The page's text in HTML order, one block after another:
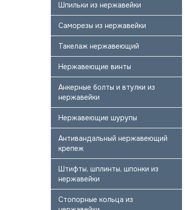
Шпильки из нержавейки
Саморезы из нержавейки
Такелаж нержавеющий
Нержавеющие винты
Анкерные болты и втулки из
нержавейки
Нержавеющие шурупы
Антивандальный нержавеющий
крепеж
Штифты, шплинты, шпонки из
нержавейки
Стопорные кольца из